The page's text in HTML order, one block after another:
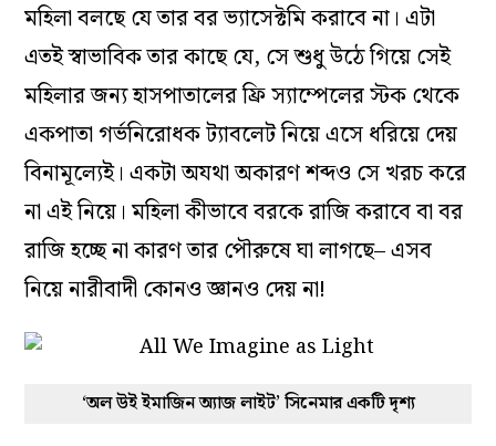
মহিলা বলছে যে তার বর ভ্যাসেক্টমি করাবে না। এটা
এতই স্বাভাবিক তার কাছে যে, সে শুধু উঠে গিয়ে সেই
মহিলার জন্য হাসপাতালের ফ্রি স্যাম্পেলের স্টক থেকে
একপাতা গর্ভনিরোধক ট্যাবলেট নিয়ে এসে ধরিয়ে দেয়
বিনামূল্যেই। একটা অযথা অকারণ শব্দও সে খরচ করে
না এই নিয়ে। মহিলা কীভাবে বরকে রাজি করাবে বা বর
রাজি হচ্ছে না কারণ তার পৌরুষে ঘা লাগছে– এসব
নিয়ে নারীবাদী কোনও জ্ঞানও দেয় না!
‘অল উই ইমাজিন অ্যাজ লাইট’ সিনেমার একটি দৃশ্য